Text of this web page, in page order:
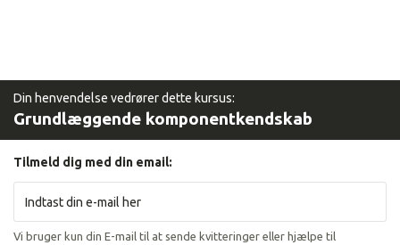
Din henvendelse vedrører dette kursus:
Grundlæggende komponentkendskab
Tilmeld dig med din email:
Vi bruger kun din E-mail til at sende kvitteringer eller hjælpe til